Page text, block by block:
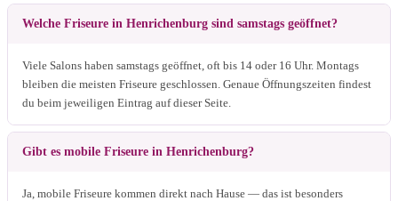
Welche Friseure in Henrichenburg sind samstags geöffnet?
Viele Salons haben samstags geöffnet, oft bis 14 oder 16 Uhr. Montags
bleiben die meisten Friseure geschlossen. Genaue Öffnungszeiten findest
du beim jeweiligen Eintrag auf dieser Seite.
Gibt es mobile Friseure in Henrichenburg?
Ja, mobile Friseure kommen direkt nach Hause — das ist besonders